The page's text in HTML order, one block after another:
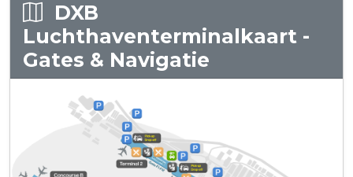
DXB
Luchthaventerminalkaart -
Gates & Navigatie